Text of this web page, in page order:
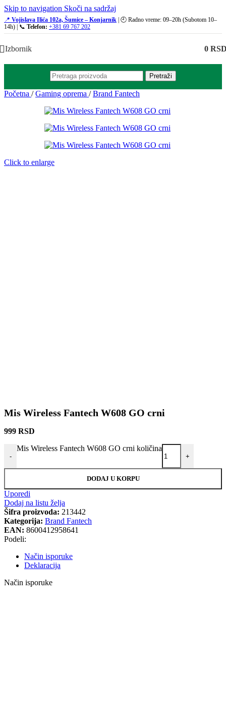
Skip to navigation Skoči na sadržaj
📍 Vojislava Ilića 102a, Šumice – Konjarnik | 🕘 Radno vreme: 09–20h (Subotom 10–
14h) | 📞 Telefon: +381 69 767 202
Izbornik 0
Pretraži
Početna / Gaming oprema / Brand Fantech
Click to enlarge
Mis Wireless Fantech W608 GO crni
999 RSD
-
Mis Wireless Fantech W608 GO crni količina
+
DODAJ U KORPU
Uporedi
Dodaj na listu želja
Šifra proizvoda: 213442
Kategorija: Brand Fantech
EAN: 8600412958641
Podeli:
Način isporuke
Deklaracija
Način isporuke